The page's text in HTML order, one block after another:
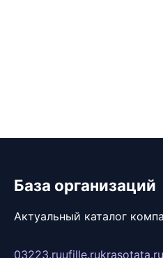
База организаций
Актуальный каталог
03223.ruufille.rukrasotata.ru